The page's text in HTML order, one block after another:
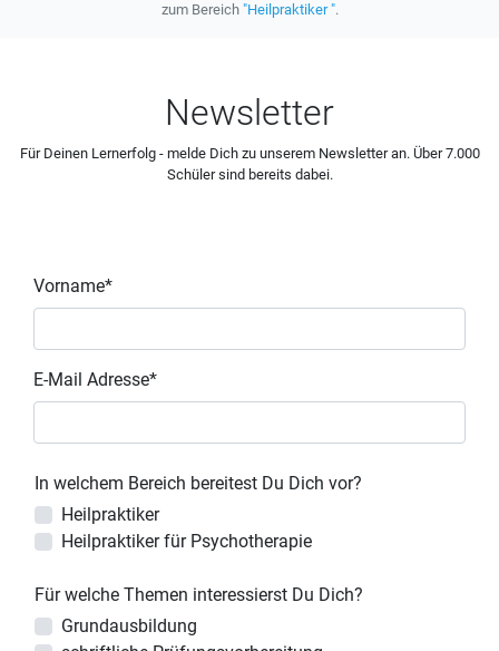
zum Bereich "Heilpraktiker ".
Newsletter
Für Deinen Lernerfolg - melde Dich zu unserem Newsletter an. Über 7.000
Schüler sind bereits dabei.
Vorname*
E-Mail Adresse*
In welchem Bereich bereitest Du Dich vor?
Heilpraktiker
Heilpraktiker für Psychotherapie
Für welche Themen interessierst Du Dich?
Grundausbildung